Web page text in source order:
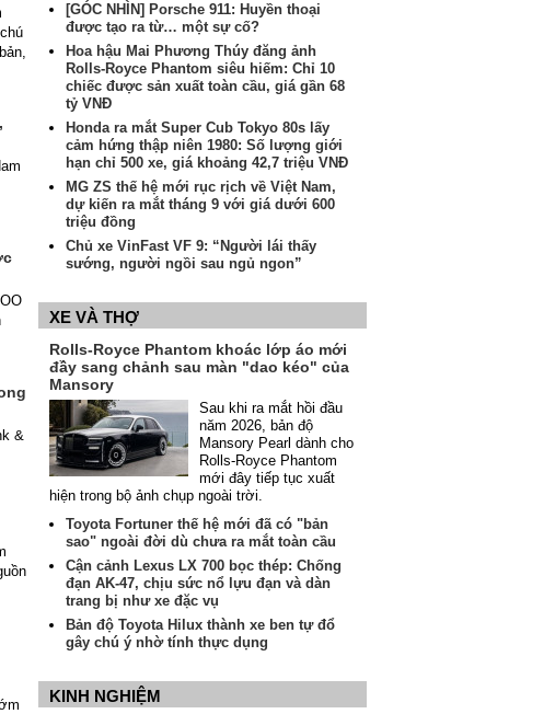
&
[GÓC NHÌN] Porsche 911: Huyền thoại
được tạo ra từ… một sự cố?
Hoa hậu Mai Phương Thúy đăng ảnh
Rolls-Royce Phantom siêu hiếm: Chỉ 10
chiếc được sản xuất toàn cầu, giá gần 68
tỷ VNĐ
Honda ra mắt Super Cub Tokyo 80s lấy
cảm hứng thập niên 1980: Số lượng giới
hạn chỉ 500 xe, giá khoảng 42,7 triệu VNĐ
MG ZS thế hệ mới rục rịch về Việt Nam,
dự kiến ra mắt tháng 9 với giá dưới 600
triệu đồng
Chủ xe VinFast VF 9: “Người lái thấy
sướng, người ngồi sau ngủ ngon”
XE VÀ THỢ
Rolls-Royce Phantom khoác lớp áo mới
đầy sang chảnh sau màn "dao kéo" của
Mansory
Sau khi ra mắt hồi đầu
năm 2026, bản độ
Mansory Pearl dành cho
Rolls-Royce Phantom
mới đây tiếp tục xuất
hiện trong bộ ảnh chụp ngoài trời.
Toyota Fortuner thế hệ mới đã có "bản
sao" ngoài đời dù chưa ra mắt toàn cầu
Cận cảnh Lexus LX 700 bọc thép: Chống
đạn AK-47, chịu sức nổ lựu đạn và dàn
trang bị như xe đặc vụ
Bản độ Toyota Hilux thành xe ben tự đổ
gây chú ý nhờ tính thực dụng
KINH NGHIỆM